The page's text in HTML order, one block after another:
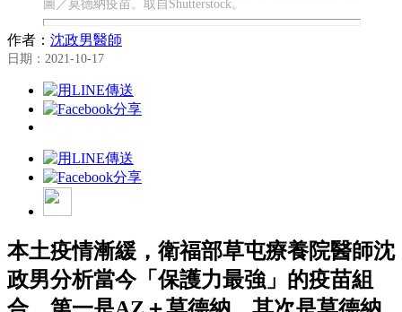
圖／莫德納疫苗。取自Shutterstock。
作者： 沈政男醫師
日期：2021-10-17
本土疫情漸緩，衛福部草屯療養院醫師沈
政男分析當今「保護力最強」的疫苗組